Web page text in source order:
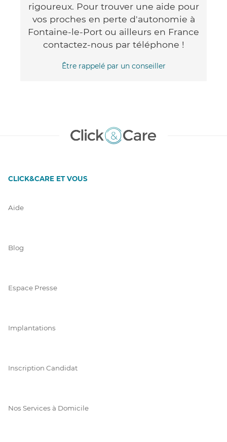
rigoureux. Pour trouver une aide pour
vos proches en perte d'autonomie à
Fontaine-le-Port ou ailleurs en France
contactez-nous par téléphone !
Être rappelé par un conseiller
CLICK&CARE ET VOUS
Aide
Blog
Espace Presse
Implantations
Inscription Candidat
Nos Services à Domicile